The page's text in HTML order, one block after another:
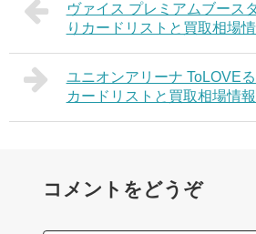
ヴァイス プレミアムブース
りカードリストと買取相場
ユニオンアリーナ ToLOVE
カードリストと買取相場情
コメントをどうぞ